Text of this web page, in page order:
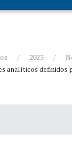
2023
analíticos definidos